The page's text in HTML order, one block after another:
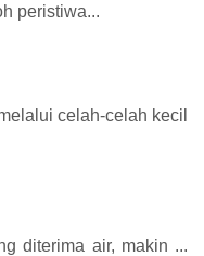
peristiwa...
celah-celah kecil
diterima air, makin ...